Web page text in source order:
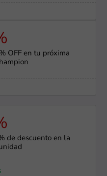
OFF en tu próxima
de descuento en la